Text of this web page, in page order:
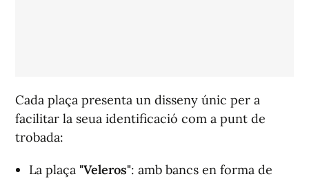
Cada plaça presenta un disseny únic per a
facilitar la seua identificació com a punt de
trobada:
La plaça "Veleros": amb bancs en forma de